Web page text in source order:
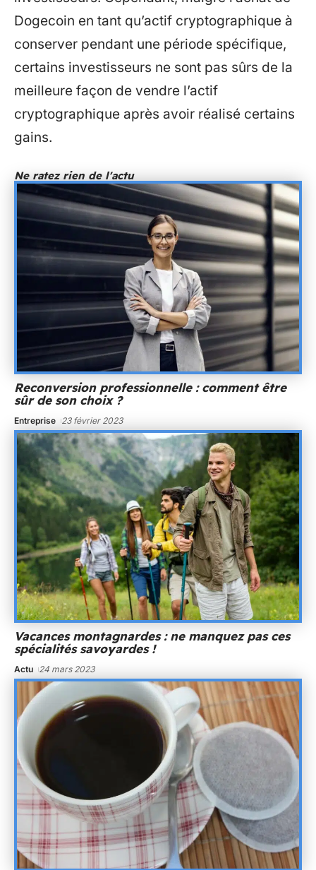
Dogecoin en tant qu’actif cryptographique à
conserver pendant une période spécifique,
certains investisseurs ne sont pas sûrs de la
meilleure façon de vendre l’actif
cryptographique après avoir réalisé certains
gains.
Ne ratez rien de l'actu
Reconversion professionnelle : comment être
sûr de son choix ?
Entreprise 23 février 2023
Vacances montagnardes : ne manquez pas ces
spécialités savoyardes !
Actu 24 mars 2023